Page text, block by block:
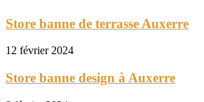
Store banne de terrasse Auxerre
12 février 2024
Store banne design à Auxerre